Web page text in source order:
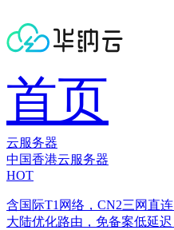
首页
云服务器
中国香港云服务器
HOT
含国际T1网络，CN2三网直连
大陆优化路由，免备案低延迟